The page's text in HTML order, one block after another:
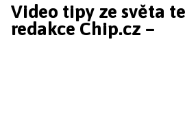
Video tipy ze světa
redakce Chip.cz –